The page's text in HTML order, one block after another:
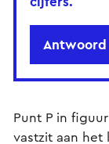
Antwoord
Punt P in
vastzit aan het